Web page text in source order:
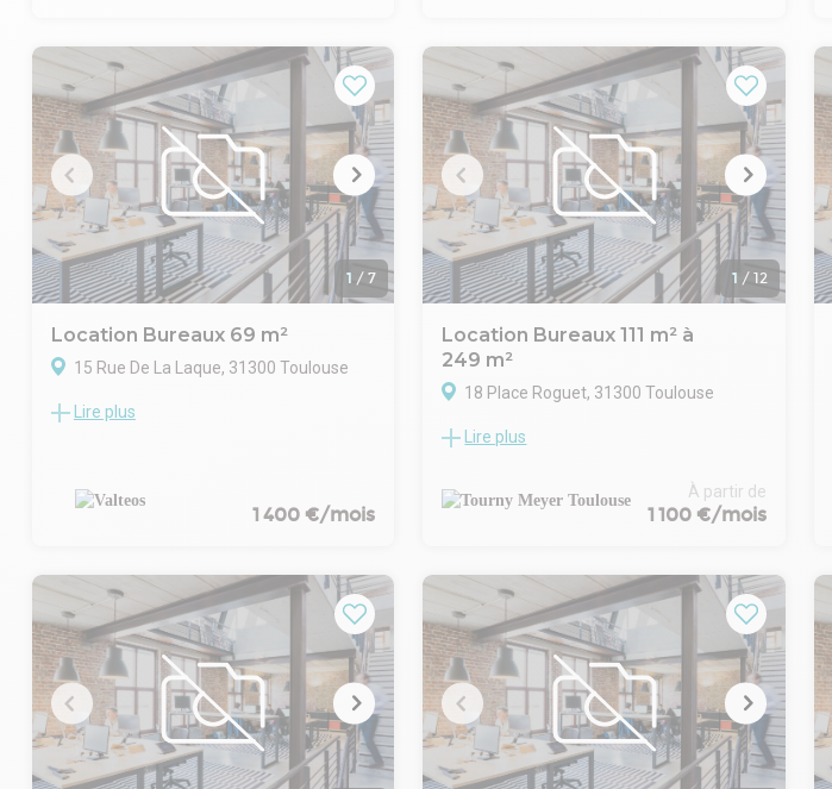
183 et 1 620 m²), reliés mais pouvant
fonctionner de façon indépendante ( 90
m² de liaison entre les 2 bâtiments).
L'ensemble est entièrement climatisé,
avec des prestations neuves, adaptées à
des activités industrielles, technologiques
ou de recherche.
Le tout est implanté sur un terrain privatif
de 5 091 m², entièrement clos, avec voierie
aménagée et espaces verts. Accès
sécurisé par 2 portails motorisés et
LOCATION : surface locative d'environ 3
123 m² - Terrasses en sus
VENTE : surface totale 3 150 m²
(Immeuble intégral sans divisibilité)
. RdC : 788 m² / RdJ : 788 m² / Etage 1 : 787
m² / Etage 2 : 787 m²
Extension possible pour la construction
d'un local d'activité /stockage (nous
consulter).
1 /7
Location Bureaux 69 m²
15 Rue De La Laque, 31300 Toulouse
Au coeur du quartier Saint-Cyprien,
composé d'une salle d'attente et de trois
bureaux et bénéficie d'une terrasse
/m²/an)
Charges annuelles : 540 Euros /an (8 Euros
/m²/an)
- Type de bail : Professionnel
- Durée : 6 ans
- Préavis : 6 mois
- Fiscalité : Non soumis à TVA
- Dépôt de garantie : 2 mois
Lire plus
1 400 €/mois
1 / 12
Location Bureaux 111 m² à
249 m²
18 Place Roguet, 31300 Toulouse
TOURNY MEYER propose à Saint Cyprien,
Toulouse dans un immeuble de standing.
Ces 2 surfaces à louer se situent au pied
Les 2 plateaux disponibles peuvent être
proposés à la division ou en un seul et
même plateau d'une surface totale
d'environ 249 m².
Open space, bureaux cloisonnés, cuisine,
sanitaires PMR.
La mise en ERP de l'immeuble est en cours
d'autorisation.
Lire plus
À partir de
1 100 €/mois